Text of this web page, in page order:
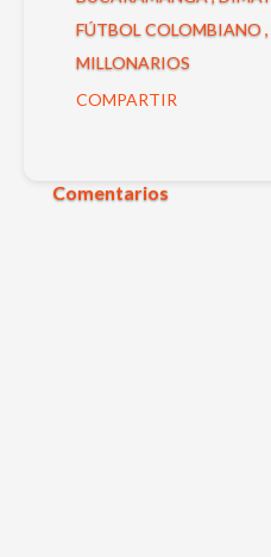
FÚTBOL COLOMBIANO
MILLONARIOS
COMPARTIR
Comentarios